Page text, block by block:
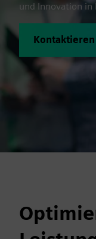
und Innovation in
Kontaktieren